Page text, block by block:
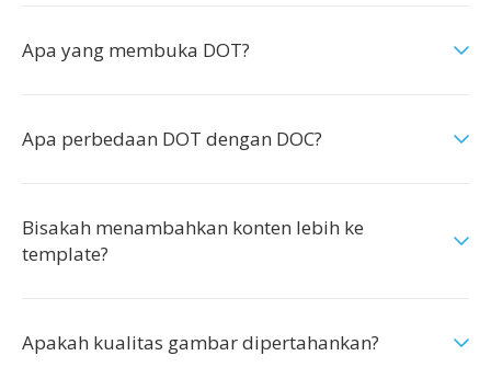
Apa yang membuka DOT?
Apa perbedaan DOT dengan DOC?
Bisakah menambahkan konten lebih ke
template?
Apakah kualitas gambar dipertahankan?